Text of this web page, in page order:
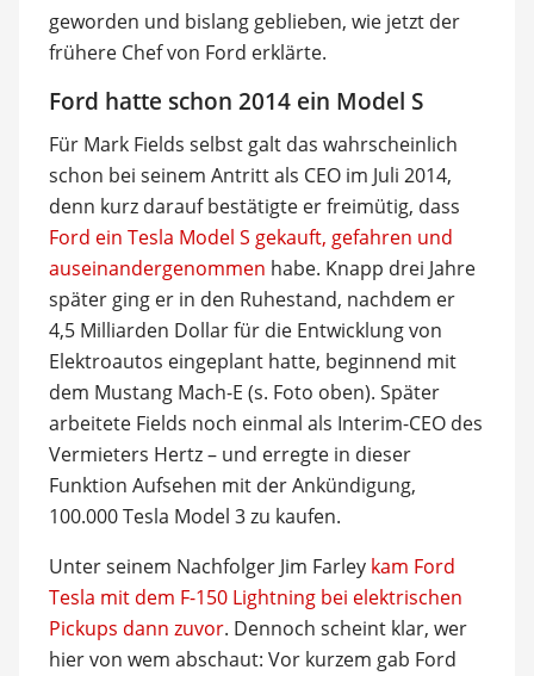
geworden und bislang geblieben, wie jetzt der
frühere Chef von Ford erklärte.
Ford hatte schon 2014 ein Model S
Für Mark Fields selbst galt das wahrscheinlich
schon bei seinem Antritt als CEO im Juli 2014,
denn kurz darauf bestätigte er freimütig, dass
Ford ein Tesla Model S gekauft, gefahren und
auseinandergenommen habe. Knapp drei Jahre
später ging er in den Ruhestand, nachdem er
4,5 Milliarden Dollar für die Entwicklung von
Elektroautos eingeplant hatte, beginnend mit
dem Mustang Mach-E (s. Foto oben). Später
arbeitete Fields noch einmal als Interim-CEO des
Vermieters Hertz – und erregte in dieser
Funktion Aufsehen mit der Ankündigung,
100.000 Tesla Model 3 zu kaufen.
Unter seinem Nachfolger Jim Farley kam Ford
Tesla mit dem F-150 Lightning bei elektrischen
Pickups dann zuvor. Dennoch scheint klar, wer
hier von wem abschaut: Vor kurzem gab Ford